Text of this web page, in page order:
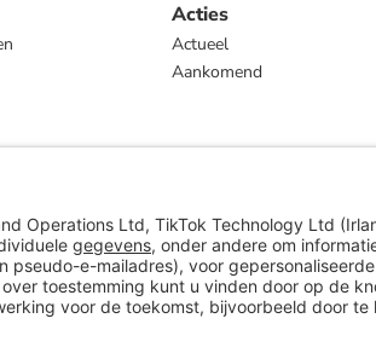
Acties
Actueel
Aankomend